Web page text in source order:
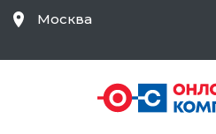
Москва
Средства Контроля
Статического
Электричества и